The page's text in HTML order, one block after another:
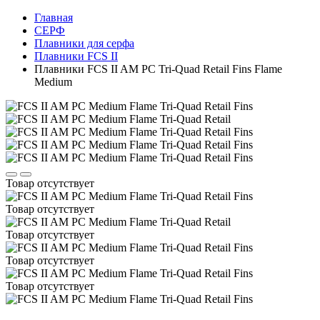
Главная
СЕРФ
Плавники для серфа
Плавники FCS II
Плавники FCS II AM PC Tri-Quad Retail Fins Flame
Medium
Товар отсутствует
Товар отсутствует
Товар отсутствует
Товар отсутствует
Товар отсутствует